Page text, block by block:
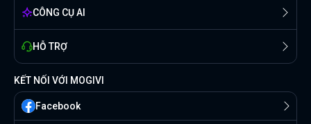
CÔNG CỤ AI
HỖ TRỢ
KẾT NỐI VỚI MOGIVI
Facebook